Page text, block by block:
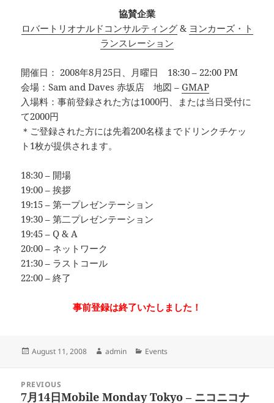
協賛企業
ロバートリオナルドコンサルティング& ヨンカーズ・ト
ランスレーション
開催日： 2008年8月25日、月曜日 18:30 – 22:00 PM
会場：Sam and Daves 赤坂店 地図 –GMAP
入場料：事前登録された方は1000円、または当日受付に
て2000円
＊ご登録された方には先着200名様までドリンクチケッ
ト1枚が提供されます。
18:30 – 開場
19:00 – 挨拶
19:15 – 第一プレゼンテーション
19:30 – 第二プレゼンテーション
19:45 – Q & A
20:00 – ネットワーク
21:30 – ラストコール
22:00 – 終了
事前登録は終了いたしました！
Posted
August 11, 2008 Author
admin Categories
Events
navigation
PREVIOUS
Previous
7月14日Mobile Monday Tokyo – ニコニコナ